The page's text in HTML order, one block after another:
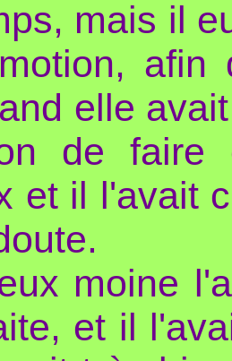
mais il
elle
de faire
et il l'avait
moine
et il